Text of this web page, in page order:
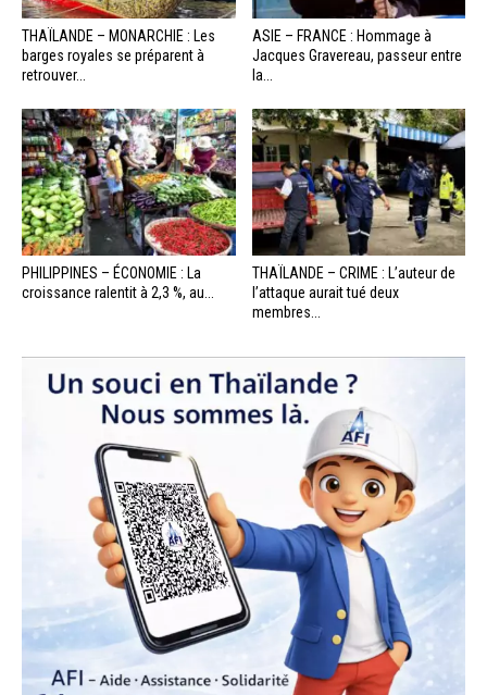
THAÏLANDE – MONARCHIE : Les
barges royales se préparent à
retrouver...
ASIE – FRANCE : Hommage à
Jacques Gravereau, passeur entre
la...
PHILIPPINES – ÉCONOMIE : La
croissance ralentit à 2,3 %, au...
THAÏLANDE – CRIME : L’auteur de
l’attaque aurait tué deux
membres...